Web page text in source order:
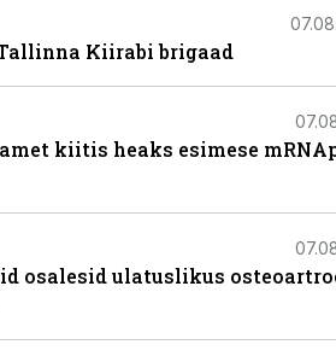
Kiirabi brigaad
kiitis heaks esimese
osalesid ulatuslikus